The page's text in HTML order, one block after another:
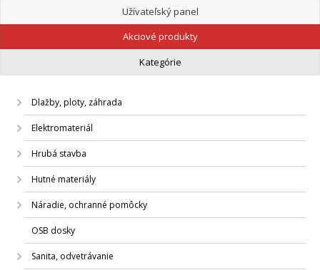
Užívateľský panel
Akciové produkty
Kategórie
Dlažby, ploty, záhrada
Elektromateriál
Hrubá stavba
Hutné materiály
Náradie, ochranné pomôcky
OSB dosky
Sanita, odvetrávanie